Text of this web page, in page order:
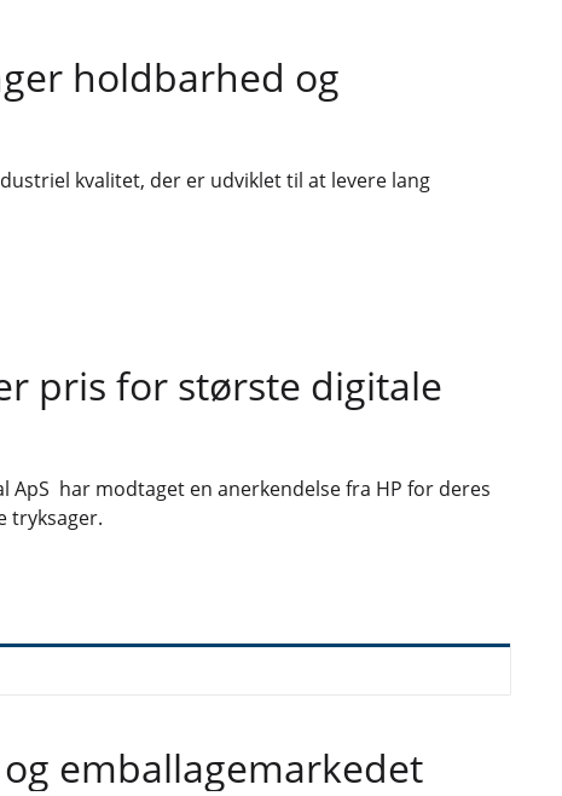
holdbarhed og
kvalitet, der er udviklet til at levere lang
pris for største digitale
ApS har modtaget en anerkendelse fra HP for deres
tryksager.
emballagemarkedet